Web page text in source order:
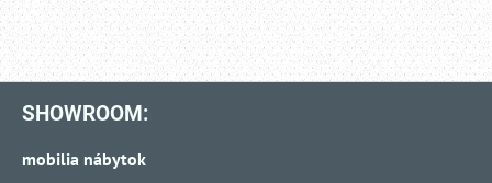
SHOWROOM:
mobilia nábytok